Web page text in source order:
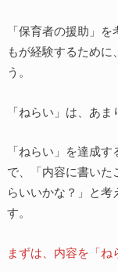
「保育者の援助」
もが経験するために
う。
「ねらい」は、あ
「ねらい」を達成
で、「内容に書いた
らいいかな？」と考
す。
まずは、内容を「ね